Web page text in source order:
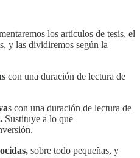
los artículos de tesis, el
y las dividiremos según la
con una duración de lectura de
s con una duración de lectura de
Sustituye a lo que
sobre todo pequeñas, y